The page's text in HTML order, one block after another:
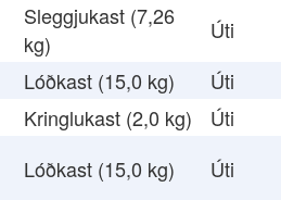
Sleggjukast (7,26
kg)
Úti
Lóðkast (15,0 kg)
Úti
Kringlukast (2,0 kg)
Úti
Lóðkast (15,0 kg)
Úti